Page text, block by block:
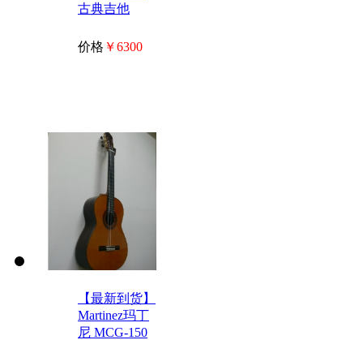
古典吉他
价格 ￥6300
【最新到货】
Martinez玛丁
尼 MCG-150